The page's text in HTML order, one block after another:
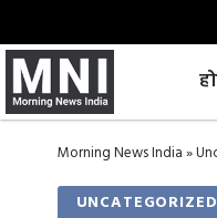
Morning News India»
UNCATEGORIZED